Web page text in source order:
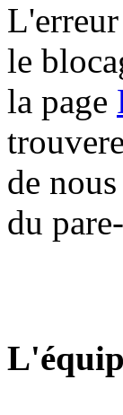
le
la page
de
du